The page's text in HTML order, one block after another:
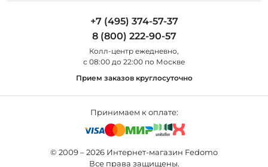
Уличные светильники
+7 (495) 374-57-37
8 (800) 222-90-57
Колл-центр eжедневно,
с 08:00 до 22:00 по Москве
Прием заказов круглосуточно
Принимаем к оплате:
© 2009 – 2026 Интернет-магазин Fedomo
Все права защищены.